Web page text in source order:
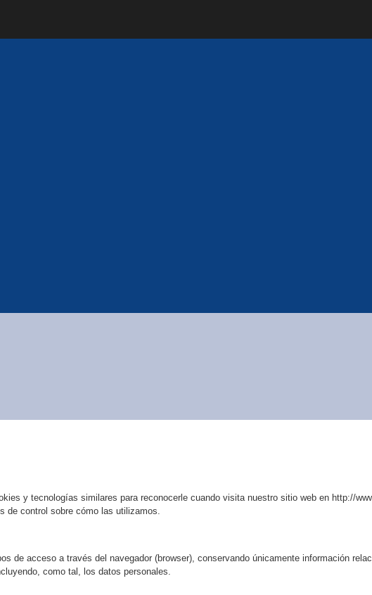
y tecnologías similares para reconocerle cuando visita nuestro sitio web en http://
de control sobre cómo las utilizamos.
de acceso a través del navegador (browser), conservando únicamente información
como tal, los datos personales.